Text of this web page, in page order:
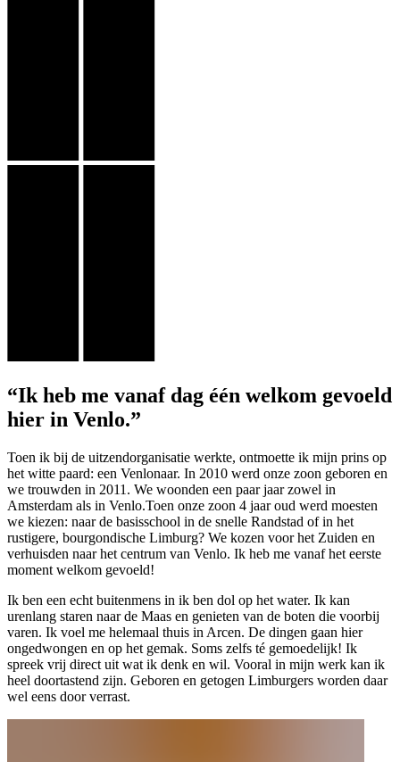
“Ik heb me vanaf dag één welkom gevoeld
hier in Venlo.”
Toen ik bij de uitzendorganisatie werkte, ontmoette ik mijn prins op
het witte paard: een Venlonaar. In 2010 werd onze zoon geboren en
we trouwden in 2011. We woonden een paar jaar zowel in
Amsterdam als in Venlo.Toen onze zoon 4 jaar oud werd moesten
we kiezen: naar de basisschool in de snelle Randstad of in het
rustigere, bourgondische Limburg? We kozen voor het Zuiden en
verhuisden naar het centrum van Venlo. Ik heb me vanaf het eerste
moment welkom gevoeld!
Ik ben een echt buitenmens in ik ben dol op het water. Ik kan
urenlang staren naar de Maas en genieten van de boten die voorbij
varen. Ik voel me helemaal thuis in Arcen. De dingen gaan hier
ongedwongen en op het gemak. Soms zelfs té gemoedelijk! Ik
spreek vrij direct uit wat ik denk en wil. Vooral in mijn werk kan ik
heel doortastend zijn. Geboren en getogen Limburgers worden daar
wel eens door verrast.